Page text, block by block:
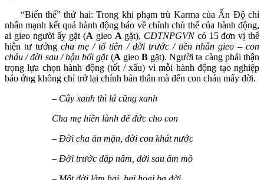
“Biến thể” thứ hai: Trong khi phạm trù Karma của Ấn Độ chỉ
nhấn mạnh kết quả hành động báo về chính chủ thể của hành động,
ai gieo người ấy gặt (A gieo A gặt), CDTNPGVN có 15 đơn vị thể
hiện tư tưởngcha mẹ / tổ tiên / đời trước / tiền nhân gieo – con
cháu / đời sau / hậu bối gặt(A gieo Bgặt). Người ta càng phải thận
trọng lựa chọn hành động (tốt / xấu) vì mỗi hành động tạo nghiệp
báo ứng không chỉ trở lại chính bản thân mà đến con cháu mấy đời.
– Cây xanh thì lá cũng xanh
Cha mẹ hiền lành để đức cho con
– Đời cha ăn mặn, đời con khát nước
– Đời trước đắp nấm, đời sau ấm mồ